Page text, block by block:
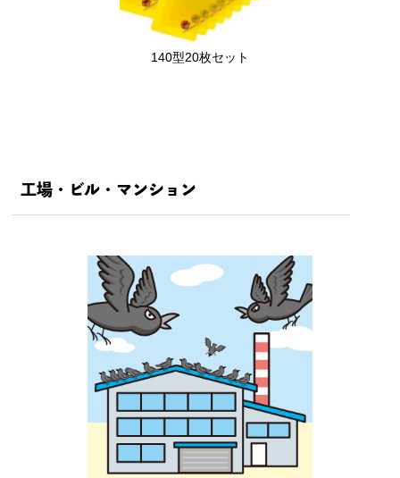
140型20枚セット
工場・ビル・マンション